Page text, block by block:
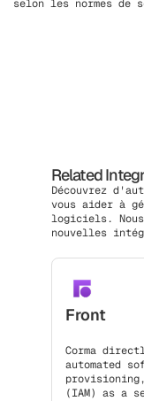
selon les normes de
Related
Découvrez
vous aider à
logiciels. Nous
nouvelles
Front
Corma
automated
provisioning,
(IAM) as a